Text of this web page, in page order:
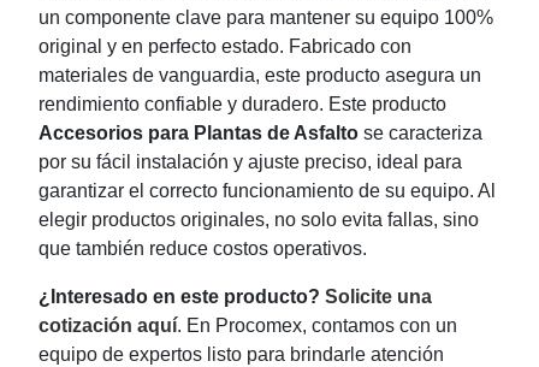
un componente clave para mantener su equipo 100%
original y en perfecto estado. Fabricado con
materiales de vanguardia, este producto asegura un
rendimiento confiable y duradero. Este producto
Accesorios para Plantas de Asfalto se caracteriza
por su fácil instalación y ajuste preciso, ideal para
garantizar el correcto funcionamiento de su equipo. Al
elegir productos originales, no solo evita fallas, sino
que también reduce costos operativos.
¿Interesado en este producto? Solicite una
cotización aquí. En Procomex, contamos con un
equipo de expertos listo para brindarle atención